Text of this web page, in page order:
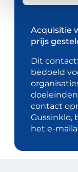
Acquisitie
prijs
Dit
bedoeld
contact
Gussinklo,
het e-